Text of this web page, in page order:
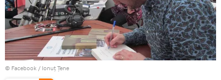
© Facebook / Ionuţ Ţene